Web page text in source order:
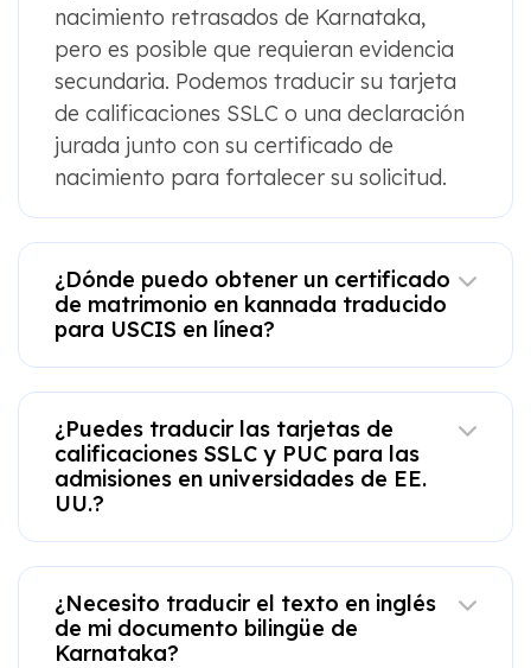
nacimiento retrasados ​​de Karnataka,
pero es posible que requieran evidencia
secundaria. Podemos traducir su tarjeta
de calificaciones SSLC o una declaración
jurada junto con su certificado de
nacimiento para fortalecer su solicitud.
¿Dónde puedo obtener un certificado
de matrimonio en kannada traducido
para USCIS en línea?
¿Puedes traducir las tarjetas de
calificaciones SSLC y PUC para las
admisiones en universidades de EE.
UU.?
¿Necesito traducir el texto en inglés
de mi documento bilingüe de
Karnataka?